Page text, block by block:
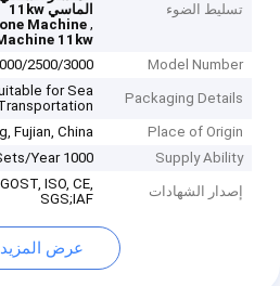
تسليط الضوء
الماسي 11kw
,
Machine
11kw
Model Number
2500/3000
Packaging Details
for Sea
Place of Origin
Fujian, China
Supply Ability
1000 Sets/Year
إصدار الشهادات
ISO, CE,
SGS;IAF
عرض المزيد